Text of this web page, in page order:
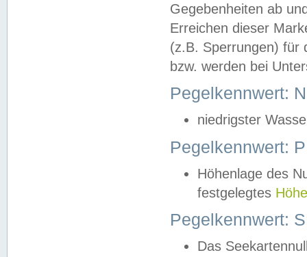
Gegebenheiten ab
Erreichen dieser
(z.B. Sperrungen) für
bzw. werden bei
Pegelkennwert:
niedrigster
Pegelkennwert:
Höhenlage des
festgelegtes
Pegelkennwert:
Das